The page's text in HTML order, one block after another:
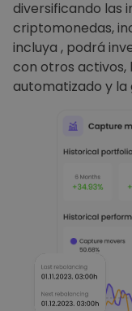
diversificando las
criptomonedas,
incluya , podrá
con otros activos,
automatizado y la